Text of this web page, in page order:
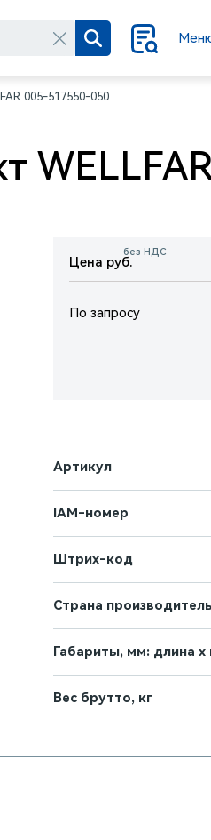
005-517550-050
Цена руб.
без НДС
По запросу
Артикул
IAM-номер
Штрих-код
Страна производитель
Габариты, мм: длина х
Вес брутто, кг